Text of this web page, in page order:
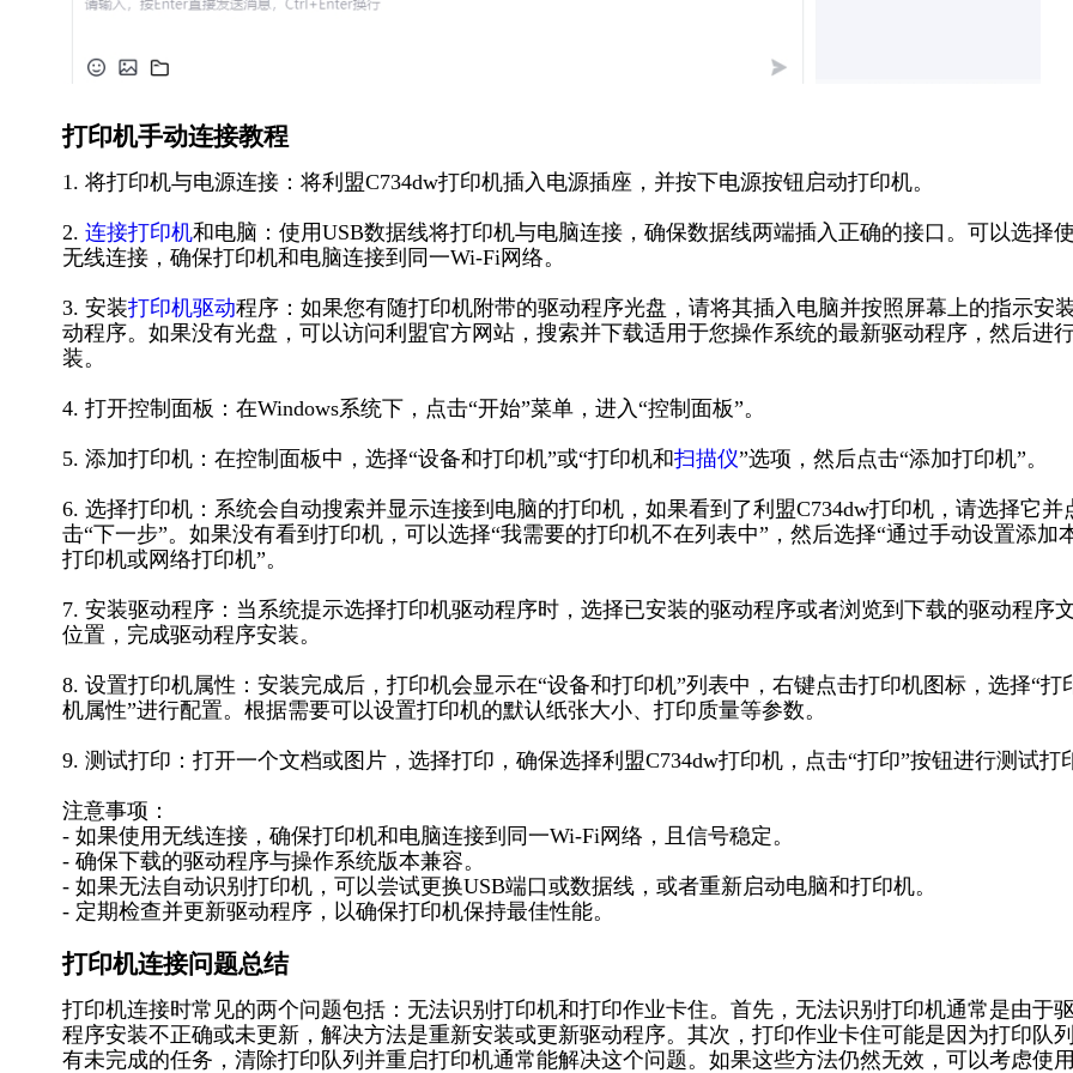
打印机手动连接教程
1. 将打印机与电源连接：将利盟C734dw打印机插入电源插座，并按下电源按钮启动打印机。
2. 连接打印机和电脑：使用USB数据线将打印机与电脑连接，确保数据线两端插入正确的接口。可以选择
无线连接，确保打印机和电脑连接到同一Wi-Fi网络。
3. 安装打印机驱动程序：如果您有随打印机附带的驱动程序光盘，请将其插入电脑并按照屏幕上的指示安
动程序。如果没有光盘，可以访问利盟官方网站，搜索并下载适用于您操作系统的最新驱动程序，然后进
装。
4. 打开控制面板：在Windows系统下，点击“开始”菜单，进入“控制面板”。
5. 添加打印机：在控制面板中，选择“设备和打印机”或“打印机和扫描仪”选项，然后点击“添加打印机”。
6. 选择打印机：系统会自动搜索并显示连接到电脑的打印机，如果看到了利盟C734dw打印机，请选择它并
击“下一步”。如果没有看到打印机，可以选择“我需要的打印机不在列表中”，然后选择“通过手动设置添加
打印机或网络打印机”。
7. 安装驱动程序：当系统提示选择打印机驱动程序时，选择已安装的驱动程序或者浏览到下载的驱动程序
位置，完成驱动程序安装。
8. 设置打印机属性：安装完成后，打印机会显示在“设备和打印机”列表中，右键点击打印机图标，选择“打
机属性”进行配置。根据需要可以设置打印机的默认纸张大小、打印质量等参数。
9. 测试打印：打开一个文档或图片，选择打印，确保选择利盟C734dw打印机，点击“打印”按钮进行测试打
注意事项：
- 如果使用无线连接，确保打印机和电脑连接到同一Wi-Fi网络，且信号稳定。
- 确保下载的驱动程序与操作系统版本兼容。
- 如果无法自动识别打印机，可以尝试更换USB端口或数据线，或者重新启动电脑和打印机。
- 定期检查并更新驱动程序，以确保打印机保持最佳性能。
打印机连接问题总结
打印机连接时常见的两个问题包括：无法识别打印机和打印作业卡住。首先，无法识别打印机通常是由于
程序安装不正确或未更新，解决方法是重新安装或更新驱动程序。其次，打印作业卡住可能是因为打印队
有未完成的任务，清除打印队列并重启打印机通常能解决这个问题。如果这些方法仍然无效，可以考虑使